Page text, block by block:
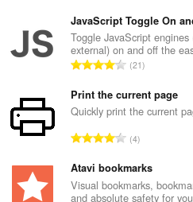
d
ø
m
m
e
l
e
i
a
t
a
l
b
d
ø
m
m
e
l
s
JavaScript Toggle On
Toggle JavaScript
external) on and off the
A
t
a
b
d
ø
21
Print the current page
Quickly print the current
A
t
a
4
Atavi bookmarks
Visual bookmarks,
and absolute safety for